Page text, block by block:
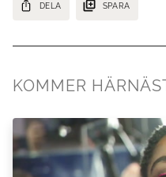
DELA SPARA
KOMMER